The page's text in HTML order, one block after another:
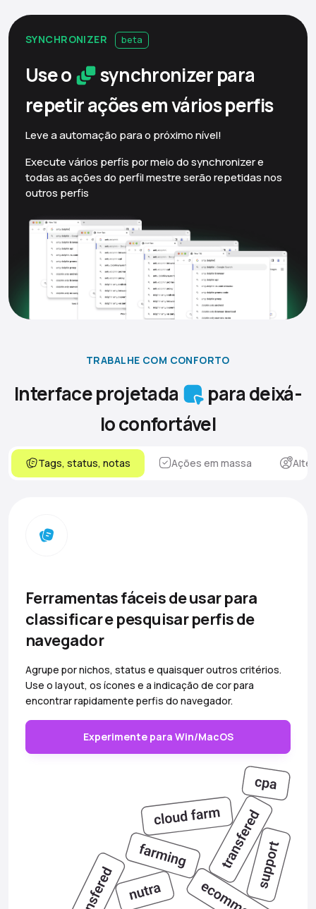
SYNCHRONIZER beta
Use o
synchronizer para
repetir ações em váriosperfis
Leve a automação para o próximo nível!
Execute vários perfis por meio do synchronizer e
todas as ações do perfil mestre serão repetidas nos
outros perfis
TRABALHE COM CONFORTO
Interface projetada
para deixá-
lo confortável
Tags, status, notas Ações em massa
Ferramentas fáceis de usar para
classificar e pesquisar perfis de
navegador
Agrupe por nichos, status e quaisquer outros critérios.
Use o layout, os ícones e a indicação de cor para
encontrar rapidamente perfis do navegador.
Experimente para Win/MacOS